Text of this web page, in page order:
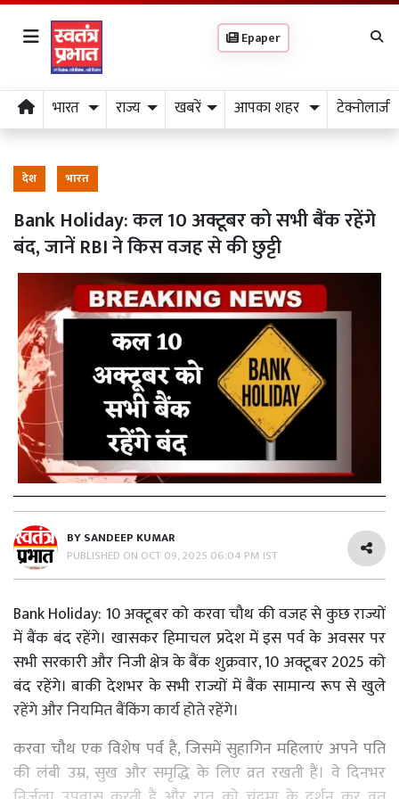
Epaper
भारत राज्य खबरें आपका शहर टेक्नोलाजी
देश भारत
Bank Holiday: कल 10 अक्टूबर को सभी बैंक रहेंगे
बंद, जानें RBI ने किस वजह से की छुट्टी
BYSANDEEP KUMAR
PUBLISHED ON OCT 09, 2025 06:04 PM IST
Bank Holiday: 10 अक्टूबर को करवा चौथ की वजह से कुछ राज्यों
में बैंक बंद रहेंगे। खासकर हिमाचल प्रदेश में इस पर्व के अवसर पर
सभी सरकारी और निजी क्षेत्र के बैंक शुक्रवार, 10 अक्टूबर 2025 को
बंद रहेंगे। बाकी देशभर के सभी राज्यों में बैंक सामान्य रूप से खुले
रहेंगे और नियमित बैंकिंग कार्य होते रहेंगे।
करवा चौथ एक विशेष पर्व है, जिसमें सुहागिन महिलाएं अपने पति
की लंबी उम्र, सुख और समृद्धि के लिए व्रत रखती हैं। वे दिनभर